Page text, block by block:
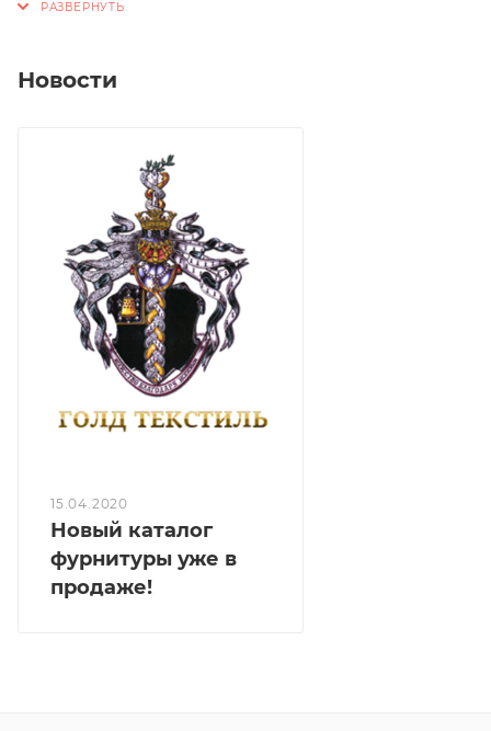
Новости
15.04.2020
Новый каталог
фурнитуры уже в
продаже!